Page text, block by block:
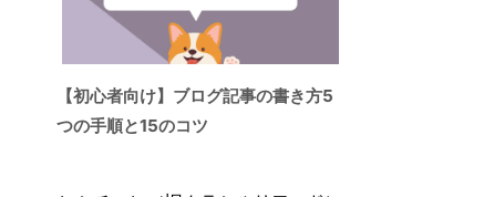
【初心者向け】ブログ記事の書き方5
つの手順と15のコツ